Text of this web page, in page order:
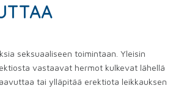
seksuaaliseen toimintaan. Yleisin
vastaavat hermot kulkevat lähellä
tai ylläpitää erektiota leikkauksen